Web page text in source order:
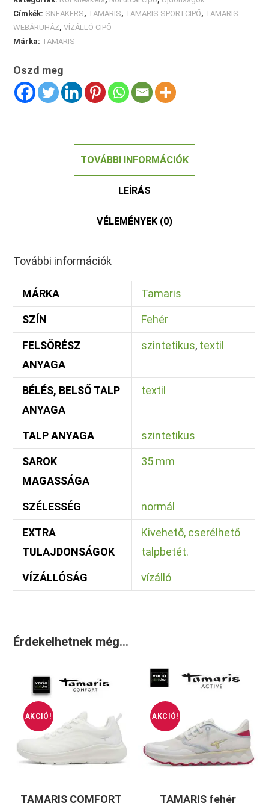
Címkék: SNEAKERS, TAMARIS, TAMARIS SPORTCIPŐ, TAMARIS
WEBÁRUHÁZ,VÍZÁLLÓ CIPŐ
Márka: TAMARIS
Oszd meg
TOVÁBBI INFORMÁCIÓK
LEÍRÁS
VÉLEMÉNYEK (0)
További információk
MÁRKA Tamaris
SZÍN Fehér
FELSŐRÉSZ
ANYAGA
szintetikus, textil
BÉLÉS, BELSŐ TALP
ANYAGA
textil
TALP ANYAGA szintetikus
SAROK
MAGASSÁGA
35 mm
SZÉLESSÉG normál
EXTRA
TULAJDONSÁGOK
Kivehető, cserélhető
talpbetét.
VÍZÁLLÓSÁG vízálló
Érdekelhetnek még…
AKCIÓ!
TAMARIS COMFORT
AKCIÓ!
TAMARIS fehér